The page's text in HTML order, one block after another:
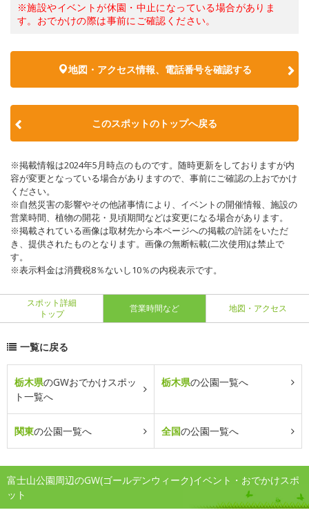
※施設やイベントが休園・中止になっている場合がありま
す。おでかけの際は事前にご確認ください。
地図・アクセス情報、電話番号を確認する
このスポットのトップへ戻る
※掲載情報は2024年5月時点のものです。随時更新をしておりますが内
容が変更となっている場合がありますので、事前にご確認の上おでかけ
ください。
※自然災害の影響やその他諸事情により、イベントの開催情報、施設の
営業時間、植物の開花・見頃期間などは変更になる場合があります。
※掲載されている画像は取材先から本ページへの掲載の許諾をいただ
き、提供されたものとなります。画像の無断転載(二次使用)は禁止で
す。
※表示料金は消費税8％ないし10％の内税表示です。
スポット詳細
トップ
営業時間など 地図・アクセス
一覧に戻る
栃木県のGWおでかけスポッ
ト一覧へ
栃木県の公園一覧へ
関東の公園一覧へ 全国の公園一覧へ
富士山公園周辺のGW(ゴールデンウィーク)イベント・おでかけスポ
ット